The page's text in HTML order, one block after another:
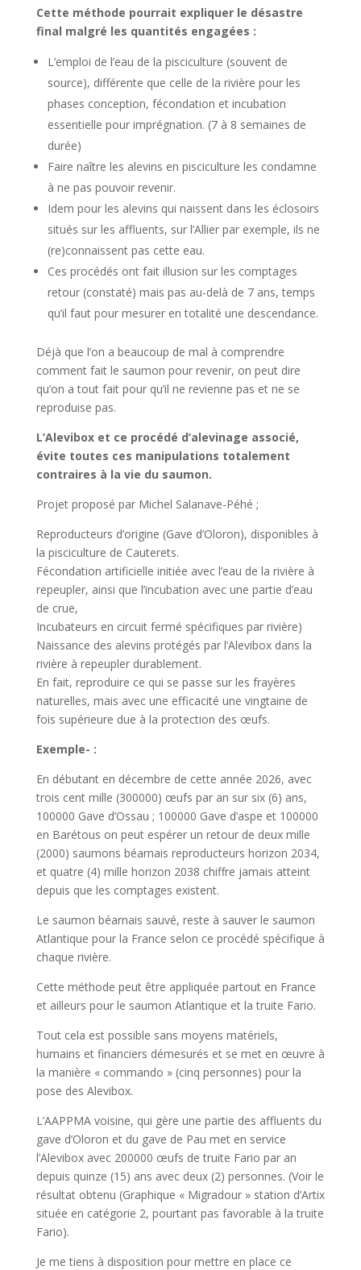
Cette méthode pourrait expliquer le désastre
final malgré les quantités engagées :
L’emploi de l’eau de la pisciculture (souvent de
source), différente que celle de la rivière pour les
phases conception, fécondation et incubation
essentielle pour imprégnation. (7 à 8 semaines de
durée)
Faire naître les alevins en pisciculture les condamne
à ne pas pouvoir revenir.
Idem pour les alevins qui naissent dans les éclosoirs
situés sur les affluents, sur l’Allier par exemple, ils ne
(re)connaissent pas cette eau.
Ces procédés ont fait illusion sur les comptages
retour (constaté) mais pas au-delà de 7 ans, temps
qu’il faut pour mesurer en totalité une descendance.
Déjà que l’on a beaucoup de mal à comprendre
comment fait le saumon pour revenir, on peut dire
qu’on a tout fait pour qu’il ne revienne pas et ne se
reproduise pas.
L’Alevibox et ce procédé d’alevinage associé,
évite toutes ces manipulations totalement
contraires à la vie du saumon.
Projet proposé par Michel Salanave-Péhé ;
Reproducteurs d’origine (Gave d’Oloron), disponibles à
la pisciculture de Cauterets.
Fécondation artificielle initiée avec l’eau de la rivière à
repeupler, ainsi que l’incubation avec une partie d’eau
de crue,
Incubateurs en circuit fermé spécifiques par rivière)
Naissance des alevins protégés par l’Alevibox dans la
rivière à repeupler durablement.
En fait, reproduire ce qui se passe sur les frayères
naturelles, mais avec une efficacité une vingtaine de
fois supérieure due à la protection des œufs.
Exemple- :
En débutant en décembre de cette année 2026, avec
trois cent mille (300000) œufs par an sur six (6) ans,
100000 Gave d’Ossau ; 100000 Gave d’aspe et 100000
en Barétous on peut espérer un retour de deux mille
(2000) saumons béarnais reproducteurs horizon 2034,
et quatre (4) mille horizon 2038 chiffre jamais atteint
depuis que les comptages existent.
Le saumon béarnais sauvé, reste à sauver le saumon
Atlantique pour la France selon ce procédé spécifique à
chaque rivière.
Cette méthode peut être appliquée partout en France
et ailleurs pour le saumon Atlantique et la truite Fario.
Tout cela est possible sans moyens matériels,
humains et financiers démesurés et se met en œuvre à
la manière « commando » (cinq personnes) pour la
pose des Alevibox.
L’AAPPMA voisine, qui gère une partie des affluents du
gave d’Oloron et du gave de Pau met en service
l’Alevibox avec 200000 œufs de truite Fario par an
depuis quinze (15) ans avec deux (2) personnes. (Voir le
résultat obtenu (Graphique « Migradour » station d’Artix
située en catégorie 2, pourtant pas favorable à la truite
Fario).
Je me tiens à disposition pour mettre en place ce